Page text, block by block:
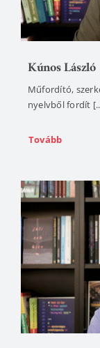
Kúnos László
Műfordító,
nyelvből fordít
Tovább